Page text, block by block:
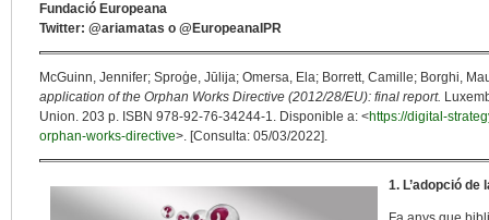
Fundació Europeana
Twitter: @ariamatas o @EuropeanaIPR
McGuinn, Jennifer; Sproģe, Jūlija; Omersa, Ela; Borrett, Camille; Borghi,
application of the Orphan Works Directive (2012/28/EU): final report.
Union. 203 p. ISBN 978-92-76-34244-1. Disponible a: <https://digital-
orphan-works-directive>. [Consulta: 05/03/2022].
1. L’adopció